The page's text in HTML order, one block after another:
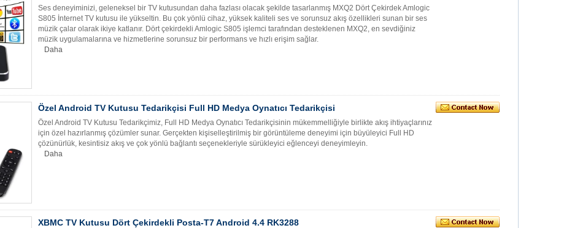
Ses deneyiminizi, geleneksel bir TV kutusundan daha fazlası olacak şekilde tasarlanmış MXQ2 Dört Çekirdek Amlogic
S805 İnternet TV kutusu ile yükseltin. Bu çok yönlü cihaz, yüksek kaliteli ses ve sorunsuz akış özellikleri sunan bir ses
müzik çalar olarak ikiye katlanır. Dört çekirdekli Amlogic S805 işlemci tarafından desteklenen MXQ2, en sevdiğiniz
müzik uygulamalarına ve hizmetlerine sorunsuz bir performans ve hızlı erişim sağlar.
Daha
Özel Android TV Kutusu Tedarikçisi Full HD Medya Oynatıcı Tedarikçisi
Özel Android TV Kutusu Tedarikçimiz, Full HD Medya Oynatıcı Tedarikçisinin mükemmelliğiyle birlikte akış ihtiyaçlarınız
için özel hazırlanmış çözümler sunar. Gerçekten kişiselleştirilmiş bir görüntüleme deneyimi için büyüleyici Full HD
çözünürlük, kesintisiz akış ve çok yönlü bağlantı seçenekleriyle sürükleyici eğlenceyi deneyimleyin.
Daha
XBMC TV Kutusu Dört Çekirdekli Posta-T7 Android 4.4 RK3288